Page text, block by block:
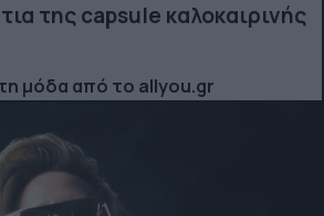
της capsule καλοκαιρινής
μόδα από το allyou.gr